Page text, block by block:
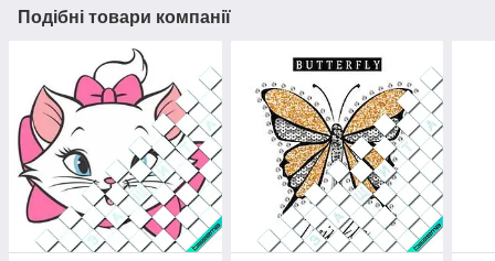
Подібні товари компанії